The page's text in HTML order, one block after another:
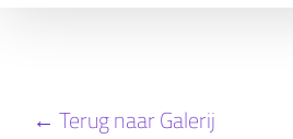
← Terug naar Galerij